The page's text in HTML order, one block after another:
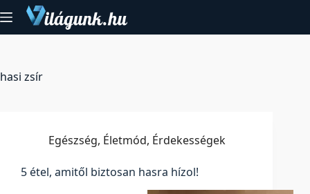
to
content
hasi zsír
Egészség, Életmód, Érdekességek
5 étel, amitől biztosan hasra hízol!